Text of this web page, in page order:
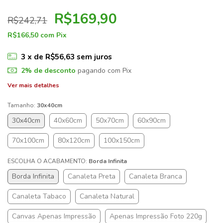
R$242,71 R$169,90
R$166,50 com Pix
3 x de R$56,63 sem juros
2% de desconto pagando com Pix
Ver mais detalhes
Tamanho: 30x40cm
30x40cm 40x60cm 50x70cm 60x90cm
70x100cm 80x120cm 100x150cm
ESCOLHA O ACABAMENTO: Borda Infinita
Borda Infinita Canaleta Preta Canaleta Branca
Canaleta Tabaco Canaleta Natural
Canvas Apenas Impressão Apenas Impressão Foto 220g